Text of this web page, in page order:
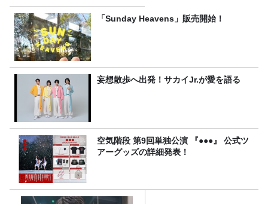
「Sunday Heavens」販売開始！
妄想散歩へ出発！サカイJr.が愛を語る
空気階段 第9回単独公演 『●●●』 公式ツ
アーグッズの詳細発表！